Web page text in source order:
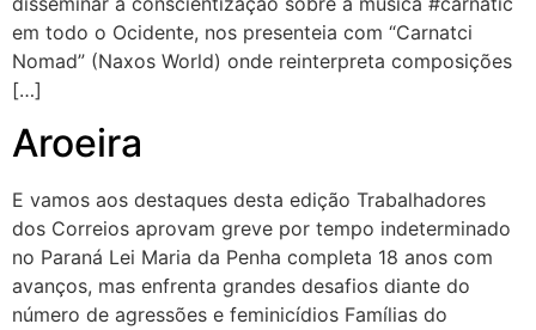
em todo o Ocidente, nos presenteia com “Carnatci
Nomad” (Naxos World) onde reinterpreta composições
[…]
Aroeira
E vamos aos destaques desta edição Trabalhadores
dos Correios aprovam greve por tempo indeterminado
no Paraná Lei Maria da Penha completa 18 anos com
avanços, mas enfrenta grandes desafios diante do
número de agressões e feminicídios Famílias do